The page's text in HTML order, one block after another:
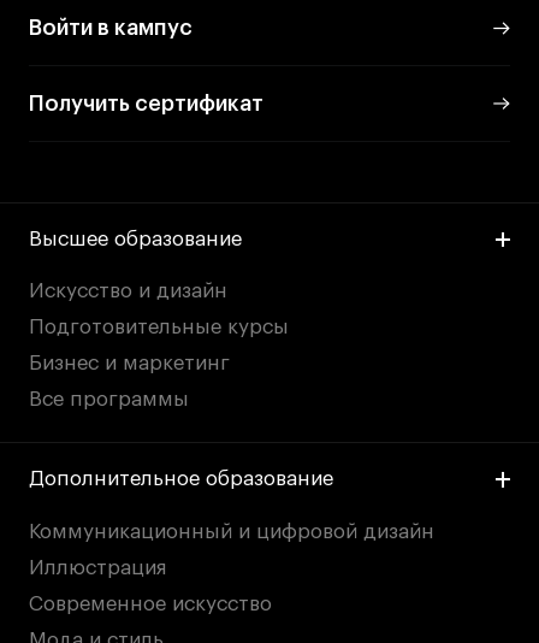
Иностранным студентам
Вопросы и ответы
Ассоциация выпускников
Живые проекты
Конкурсы
Участие в выставках
Летние стажировки
Проекты студентов
Работы студентов
«Живые» проекты
Участие в выставках
Войти в кампус
Получить сертификат
Высшее образование
Искусство и дизайн
Подготовительные курсы
Бизнес и маркетинг
Все программы
Дополнительное образование
Коммуникационный и цифровой дизайн
Иллюстрация
Современное искусство